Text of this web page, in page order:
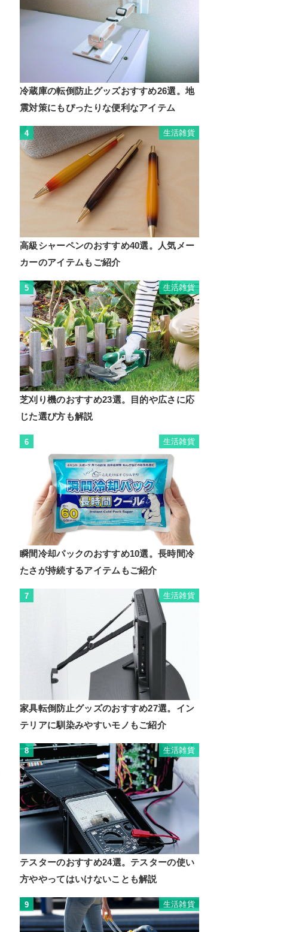
冷蔵庫の転倒防止グッズおすすめ26選。地
震対策にもぴったりな便利なアイテム
4 生活雑貨
高級シャーペンのおすすめ40選。人気メー
カーのアイテムもご紹介
5 生活雑貨
芝刈り機のおすすめ23選。目的や広さに応
じた選び方も解説
6 生活雑貨
瞬間冷却パックのおすすめ10選。長時間冷
たさが持続するアイテムもご紹介
7 生活雑貨
家具転倒防止グッズのおすすめ27選。イン
テリアに馴染みやすいモノもご紹介
8 生活雑貨
テスターのおすすめ24選。テスターの使い
方ややってはいけないことも解説
9 生活雑貨